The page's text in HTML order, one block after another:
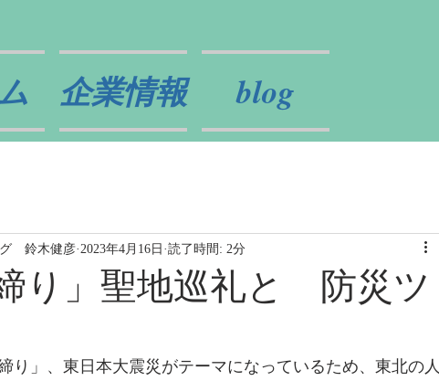
企業情報 blog
り」聖地巡礼と 防災ツ
グ 鈴木健彦 2023年4月16日 読了時間: 2分
り」、東日本大震災がテーマになっているため、東北の人